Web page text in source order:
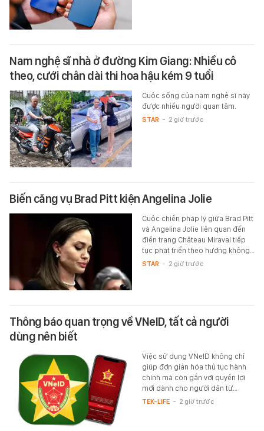
Nam nghệ sĩ nhà ở đường Kim Giang: Nhiều cô
theo, cưới chân dài thi hoa hậu kém 9 tuổi
Cuộc sống của nam nghệ sĩ này
được nhiều người quan tâm.
STAR - 2 giờ trước
Biến căng vụ Brad Pitt kiện Angelina Jolie
Cuộc chiến pháp lý giữa Brad Pitt
và Angelina Jolie liên quan đến
điền trang Château Miraval tiếp
tục phát triển theo hướng không…
STAR - 2 giờ trước
Thông báo quan trọng về VNeID, tất cả người
dùng nên biết
Việc sử dụng VNeID không chỉ
giúp đơn giản hóa thủ tục hành
chính mà còn gắn với quyền lợi
mới dành cho người dân từ…
TEK-LIFE - 2 giờ trước